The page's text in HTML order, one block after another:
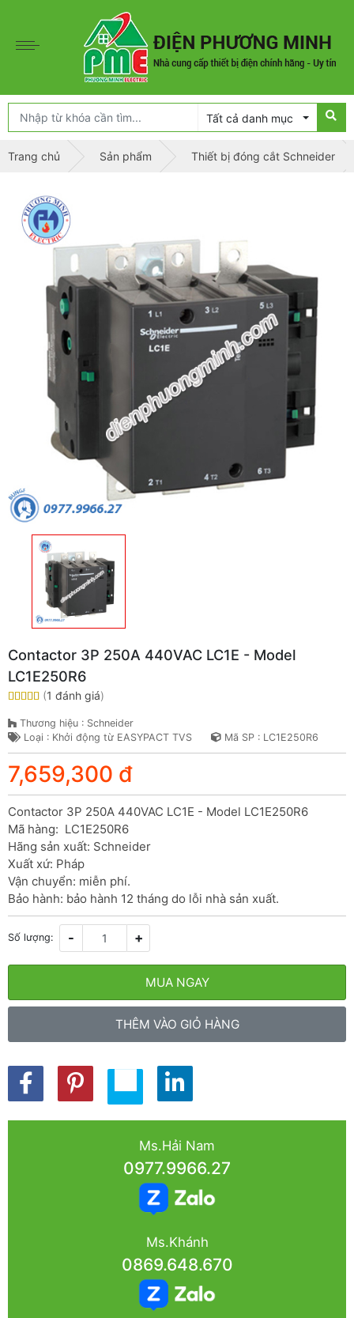
Tất cả danh mục
Trang chủ Sản phẩm Thiết bị đóng cắt Schneider
Contactor 3P 250A 440VAC LC1E - Model
LC1E250R6
(1 đánh giá)
Thương hiệu : Schneider
Loại : Khởi động từ EASYPACT TVS
Mã SP : LC1E250R6
7,659,300 đ
Contactor 3P 250A 440VAC LC1E - Model LC1E250R6
Mã hàng:  LC1E250R6
Hãng sản xuất: Schneider
Xuất xứ: Pháp
Vận chuyển: miễn phí.
Bảo hành: bảo hành 12 tháng do lỗi nhà sản xuất.
Số lượng: - +
MUA NGAY
THÊM VÀO GIỎ HÀNG
Ms.Hải Nam
0977.9966.27
Ms.Khánh
0869.648.670